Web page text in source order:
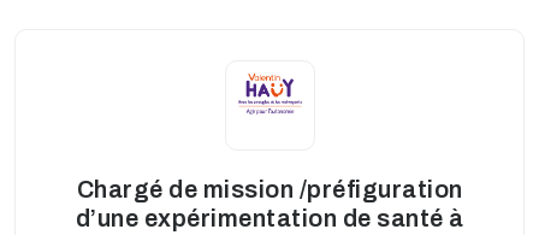
Chargé de mission /préfiguration
d’une expérimentation de santé à